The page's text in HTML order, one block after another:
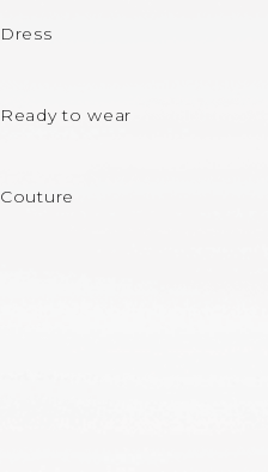
Dress
Ready to wear
Couture